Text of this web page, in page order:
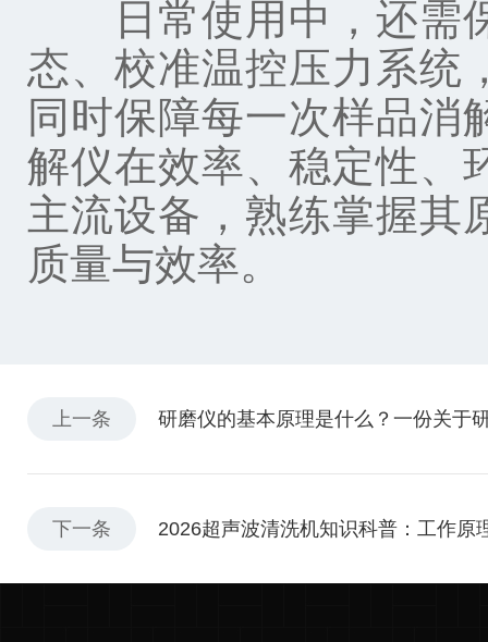
日常使用中，还需保
态、校准温控压力系统
同时保障每一次样品消
解仪在效率、稳定性、
主流设备，熟练掌握其
质量与效率。
上一条 研磨仪的基本原理是什么？一份关于
下一条 2026超声波清洗机知识科普：工作原